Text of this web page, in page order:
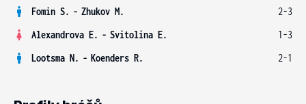
Fomin S. - Zhukov M.
2-3
Alexandrova E. - Svitolina E.
1-3
Lootsma N. - Koenders R. 2-1